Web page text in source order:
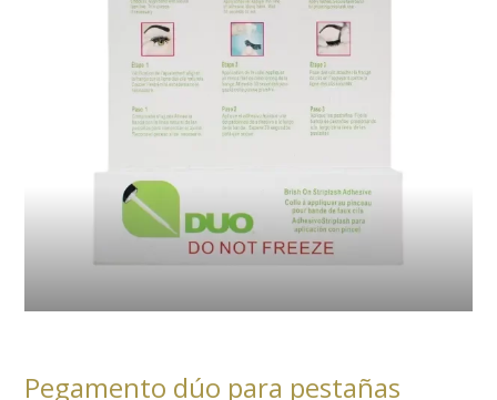
Pegamento dúo para pestañas